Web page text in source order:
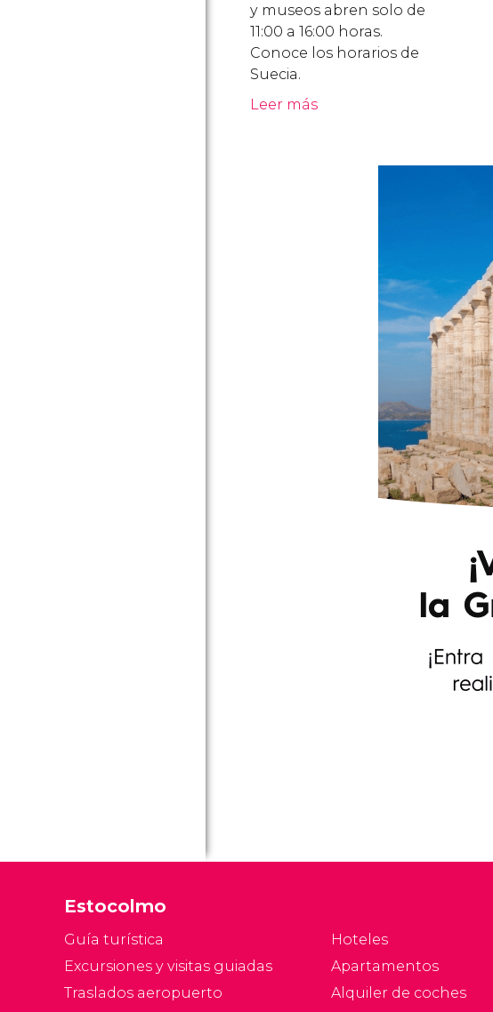
y museos abren solo de
11:00 a 16:00 horas.
Conoce los horarios de
Suecia.
Leer más
Estocolmo
Guía turística
Excursiones y visitas guiadas
Traslados aeropuerto
Hoteles
Apartamentos
Alquiler de coches